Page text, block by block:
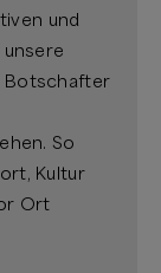
und
Botschafter
So
Kultur
Ort